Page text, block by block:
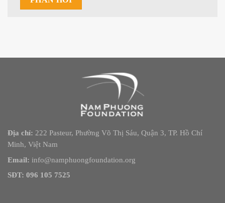
Địa chỉ: 222 Pasteur, Phường Võ Thị Sáu, Quận 3, TP. Hồ Chí
Minh, Việt Nam
Email: info@namphuongfoundation.org
SĐT: 096 105 7525